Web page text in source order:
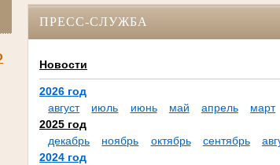
ПРЕСС-СЛУЖБА
Новости
2026 год
август
июль июнь май апрель март
2025 год
декабрь
ноябрь октябрь сентябрь
2024 год